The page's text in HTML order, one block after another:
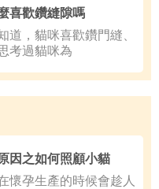
喜歡鑽縫隙嗎
道，貓咪喜歡鑽門縫、
考過貓咪為
因之如何照顧小貓
懷孕生產的時候會趁人